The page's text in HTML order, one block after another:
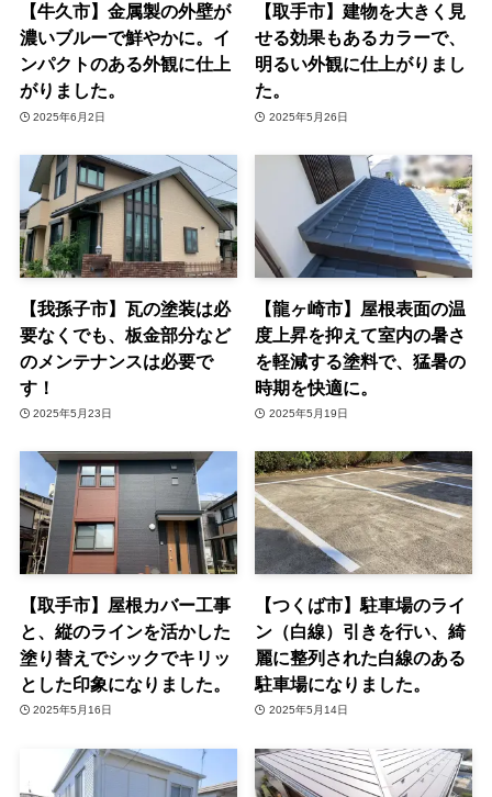
【牛久市】金属製の外壁が
濃いブルーで鮮やかに。イ
ンパクトのある外観に仕上
がりました。
2025年6月2日
【取手市】建物を大きく見
せる効果もあるカラーで、
明るい外観に仕上がりまし
た。
2025年5月26日
【我孫子市】瓦の塗装は必
要なくでも、板金部分など
のメンテナンスは必要で
す！
2025年5月23日
【龍ヶ崎市】屋根表面の温
度上昇を抑えて室内の暑さ
を軽減する塗料で、猛暑の
時期を快適に。
2025年5月19日
【取手市】屋根カバー工事
と、縦のラインを活かした
塗り替えでシックでキリッ
とした印象になりました。
2025年5月16日
【つくば市】駐車場のライ
ン（白線）引きを行い、綺
麗に整列された白線のある
駐車場になりました。
2025年5月14日